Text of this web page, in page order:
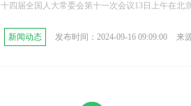
十四届全国人大常委会第十一次会议13日上午在北
新闻动态 发布时间：2024-09-16 09:09:00 来